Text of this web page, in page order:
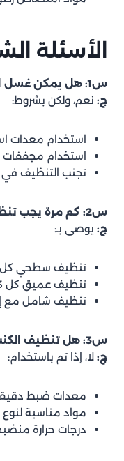
الأسئلة
س1: هل يمكن غسل الكنب بالماء في الجو الرطب بجدة؟
ج: نعم، ولكن بشروط:
استخدام معدات
استخدام مجففات
تجنب التنظيف في
س2: كم مرة يجب تنظيف الكنب في جدة؟
ج: يوصى بـ:
تنظيف سطحي كل
تنظيف عميق كل 3-4 أشهر
تنظيف شامل مع إزالة
س3: هل تنظيف الكنب يسبب التقلص أو التلف؟
ج: لا، إذا تم باستخدام:
معدات ضبط
مواد مناسبة
درجات حرارة